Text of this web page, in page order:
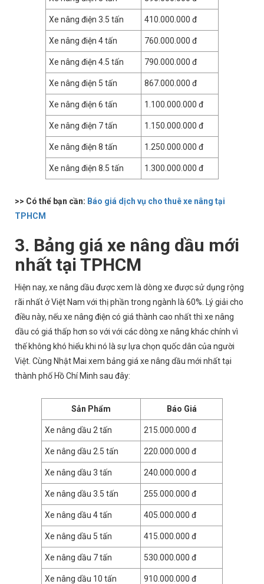
Xe nâng điện 3.5 tấn 410.000.000 đ
Xe nâng điện 4 tấn 760.000.000 đ
Xe nâng điện 4.5 tấn 790.000.000 đ
Xe nâng điện 5 tấn 867.000.000 đ
Xe nâng điện 6 tấn 1.100.000.000 đ
Xe nâng điện 7 tấn 1.150.000.000 đ
Xe nâng điện 8 tấn 1.250.000.000 đ
Xe nâng điện 8.5 tấn 1.300.000.000 đ
>> Có thể bạn cần: Báo giá dịch vụ cho thuê xe nâng tại
TPHCM
3. Bảng giá xe nâng dầu mới
nhất tại TPHCM
Hiện nay, xe nâng dầu được xem là dòng xe được sử dụng rộng
rãi nhất ở Việt Nam với thị phần trong ngành là 60%. Lý giải cho
điều này, nếu xe nâng điện có giá thành cao nhất thì xe nâng
dầu có giá thấp hơn so với với các dòng xe nâng khác chính vì
thế không khó hiểu khi nó là sự lựa chọn quốc dân của người
Việt. Cùng Nhật Mai xem bảng giá xe nâng dầu mới nhất tại
thành phố Hồ Chí Minh sau đây:
Sản Phẩm Báo Giá
Xe nâng dầu 2 tấn 215.000.000 đ
Xe nâng dầu 2.5 tấn 220.000.000 đ
Xe nâng dầu 3 tấn 240.000.000 đ
Xe nâng dầu 3.5 tấn 255.000.000 đ
Xe nâng dầu 4 tấn 405.000.000 đ
Xe nâng dầu 5 tấn 415.000.000 đ
Xe nâng dầu 7 tấn 530.000.000 đ
Xe nâng dầu 10 tấn 910.000.000 đ